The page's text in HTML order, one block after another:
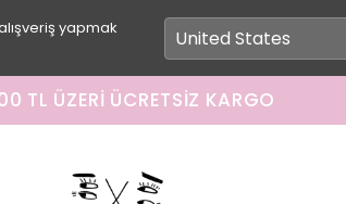
yapmak
TL ÜZERI ÜCRETSIZ KARGO